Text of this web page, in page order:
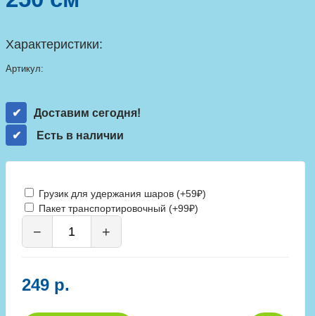
Характеристики:
Артикул:
Доставим сегодня!
Есть в наличии
Грузик для удержания шаров (+59₽)
Пакет транспортировочный (+99₽)
− +
249 р.